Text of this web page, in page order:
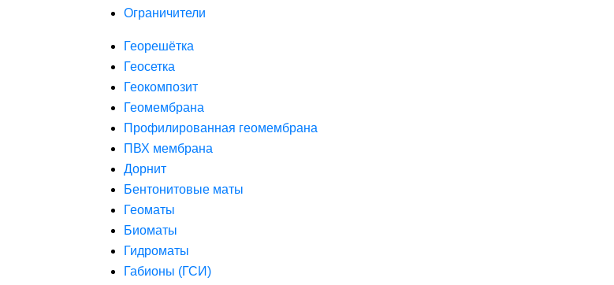
Ограничители
Георешётка
Геосетка
Геокомпозит
Геомембрана
Профилированная геомембрана
ПВХ мембрана
Дорнит
Бентонитовые маты
Геоматы
Биоматы
Гидроматы
Габионы (ГСИ)